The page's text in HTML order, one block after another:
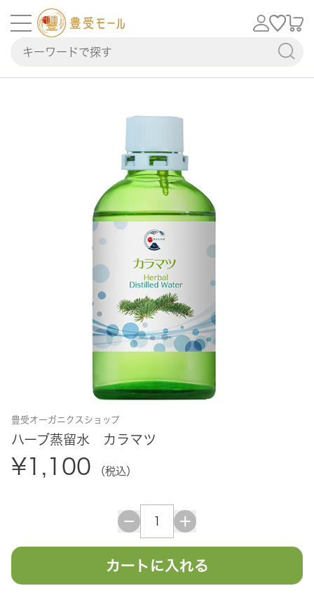
豊受オーガニクスショップ
ハーブ蒸留水 カラマツ
¥1,100 （税込）
カートに入れる